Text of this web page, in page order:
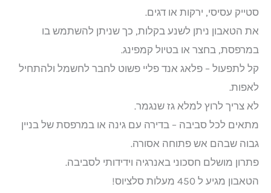
סטייק עסיסי, ירקות או דגים.
את הטאבון ניתן לשנע בקלות, כך שניתן להשתמש בו
במרפסת, בחצר או בטיול קמפינג.
קל לתפעול – פלאג אנד פליי פשוט לחבר לחשמל ולהתחיל
לאפות.
לא צריך לרוץ למלא גז שנגמר.
מתאים לכל סביבה – בדירה עם גינה או במרפסת של בניין
גבוה שבהם אש פתוחה אסורה.
פתרון מושלם חסכוני באנרגיה וידידותי לסביבה.
הטאבון מגיע ל 450 מעלות סלציוס!